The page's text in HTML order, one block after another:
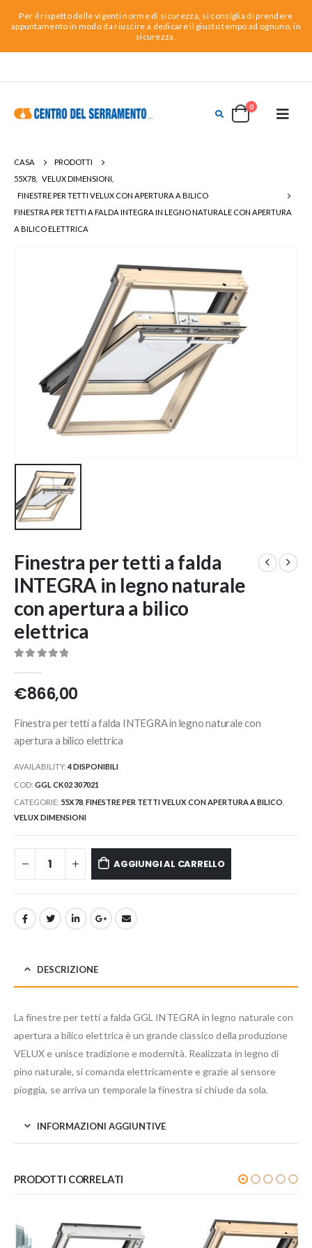
Per il rispetto delle vigenti norme di sicurezza, si consiglia di prendere
appuntamento in modo da riuscire a dedicare il giusto tempo ad ognuno, in
sicurezza.
0
CASA
PRODOTTI
55X78
VELUX DIMENSIONI
FINESTRE PER TETTI VELUX CON APERTURA A BILICO
FINESTRA PER TETTI A FALDA INTEGRA IN LEGNO NATURALE CON APERTURA
A BILICO ELETTRICA
Finestra per tetti a falda
INTEGRA in legno naturale
con apertura a bilico
elettrica
€866,00
Finestra per tetti a falda INTEGRA in legno naturale con
apertura a bilico elettrica
AVAILABILITY:4 DISPONIBILI
COD: GGL CK02 307021
CATEGORIE: 55X78 FINESTRE PER TETTI VELUX CON APERTURA A BILICO
VELUX DIMENSIONI
AGGIUNGI AL CARRELLO
DESCRIZIONE
La finestre per tetti a falda GGL INTEGRA in legno naturale con
apertura a bilico elettrica è un grande classico della produzione
VELUX e unisce tradizione e modernità. Realizzata in legno di
pino naturale, si comanda elettricamente e grazie al sensore
pioggia, se arriva un temporale la finestra si chiude da sola.
INFORMAZIONI AGGIUNTIVE
PRODOTTI CORRELATI